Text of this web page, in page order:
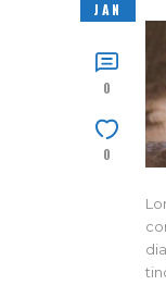
JAN
0
0